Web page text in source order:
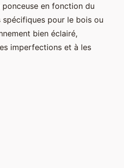
en fonction du
spécifiques pour le bois ou
bien éclairé,
imperfections et à les